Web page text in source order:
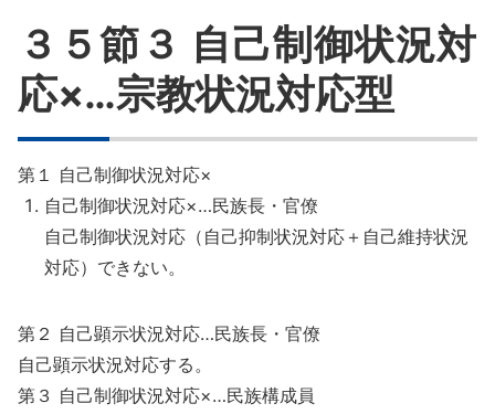
３５節３ 自己制御状況対
応×…宗教状況対応型
第１ 自己制御状況対応×
自己制御状況対応×…民族長・官僚
自己制御状況対応（自己抑制状況対応＋自己維持状況
対応）できない。
第２ 自己顕示状況対応…民族長・官僚
自己顕示状況対応する。
第３ 自己制御状況対応×…民族構成員